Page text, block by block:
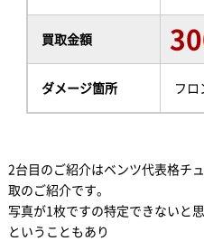
買取金額
ダメージ箇所 フ
2台目のご紹介はベンツ代表格チ
取のご紹介です。
写真が1枚ですの特定できないと
ということもあり